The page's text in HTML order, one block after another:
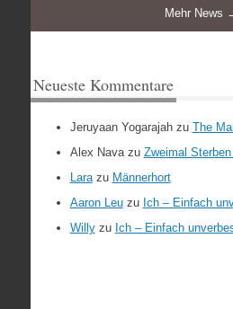
Mehr News
Neueste Kommentare
Jeruyaan Yogarajahzu The
Alex Navazu Zweimal
Larazu Männerhort
Aaron Leuzu Ich – Einfach
Willyzu Ich – Einfach